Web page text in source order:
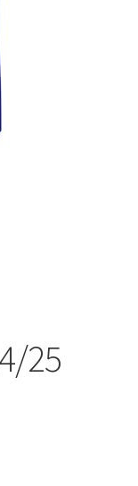
25